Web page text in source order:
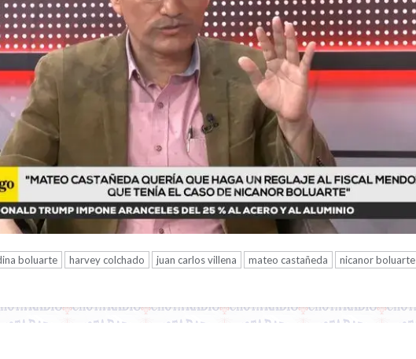
boluarte harvey colchado juan carlos villena mateo castañeda nicanor boluarte